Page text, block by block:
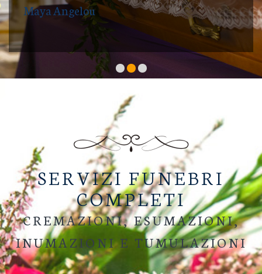
Maya Angelou
SERVIZI FUNEBRI
COMPLETI
CREMAZIONI, ESUMAZIONI,
INUMAZIONI E TUMULAZIONI